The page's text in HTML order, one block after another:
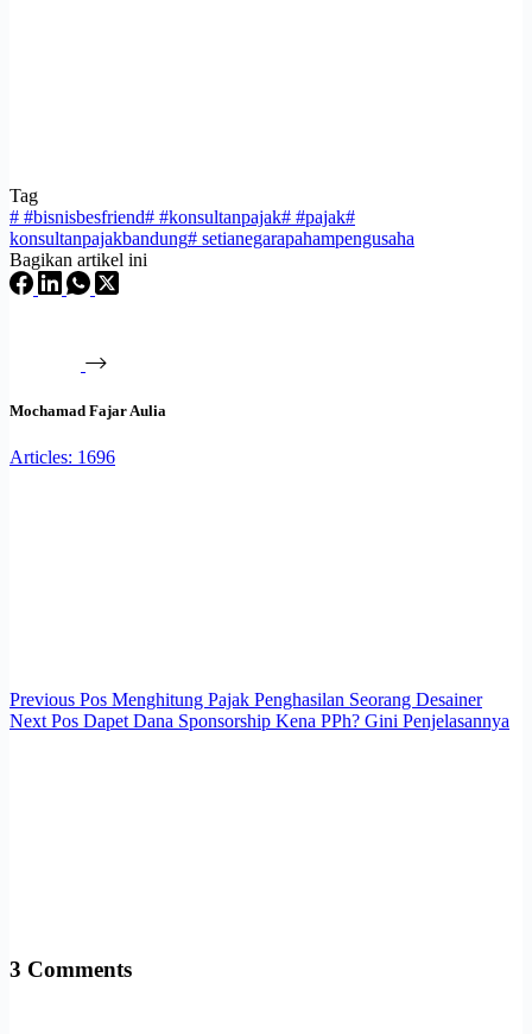
Tag
# #bisnisbesfriend# #konsultanpajak# #pajak#
konsultanpajakbandung# setianegarapahampengusaha
Bagikan artikel ini
Mochamad Fajar Aulia
Articles: 1696
Previous Pos Menghitung Pajak Penghasilan Seorang Desainer
Next Pos Dapet Dana Sponsorship Kena PPh? Gini Penjelasannya
3 Comments